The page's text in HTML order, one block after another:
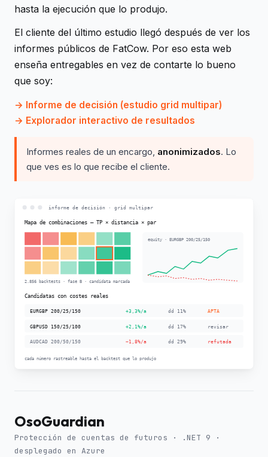
hasta la ejecución que lo produjo.
El cliente del último estudio llegó después de ver los
informes públicos de FatCow. Por eso esta web
enseña entregables en vez de contarte lo bueno
que soy:
Informe de decisión (estudio grid multipar)
Explorador interactivo de resultados
Informes reales de un encargo, anonimizados. Lo
que ves es lo que recibe el cliente.
OsoGuardian
Protección de cuentas de futuros · .NET 9 ·
desplegado en Azure